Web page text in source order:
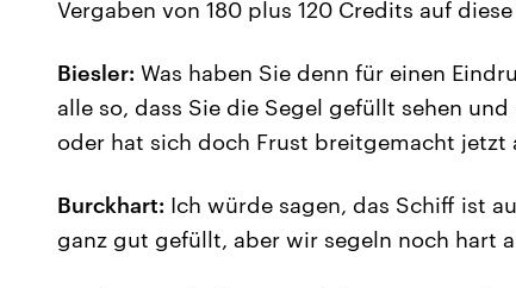
Vergaben von 180 plus 120 Credits auf
Biesler: Was haben Sie denn für einen
alle so, dass Sie die Segel gefüllt sehen
oder hat sich doch Frust breitgemacht jetzt
Burckhart: Ich würde sagen, das Schiff ist
ganz gut gefüllt, aber wir segeln noch hart